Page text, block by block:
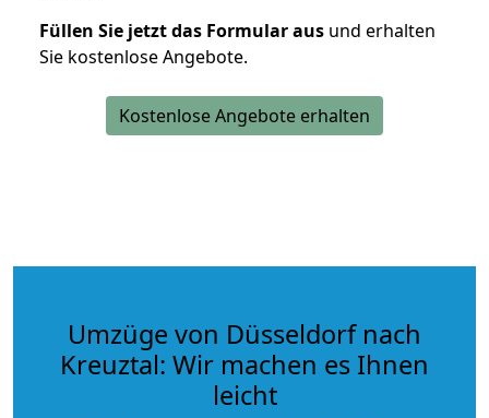
Füllen Sie jetzt das Formular aus und erhalten
Sie kostenlose Angebote.
Kostenlose Angebote erhalten
Umzüge von Düsseldorf nach
Kreuztal: Wir machen es Ihnen
leicht